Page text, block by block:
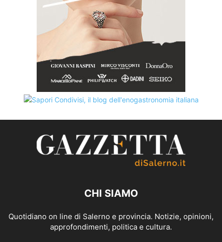
CHI SIAMO
Quotidiano on line di Salerno e provincia. Notizie, opinioni,
approfondimenti, politica e cultura.